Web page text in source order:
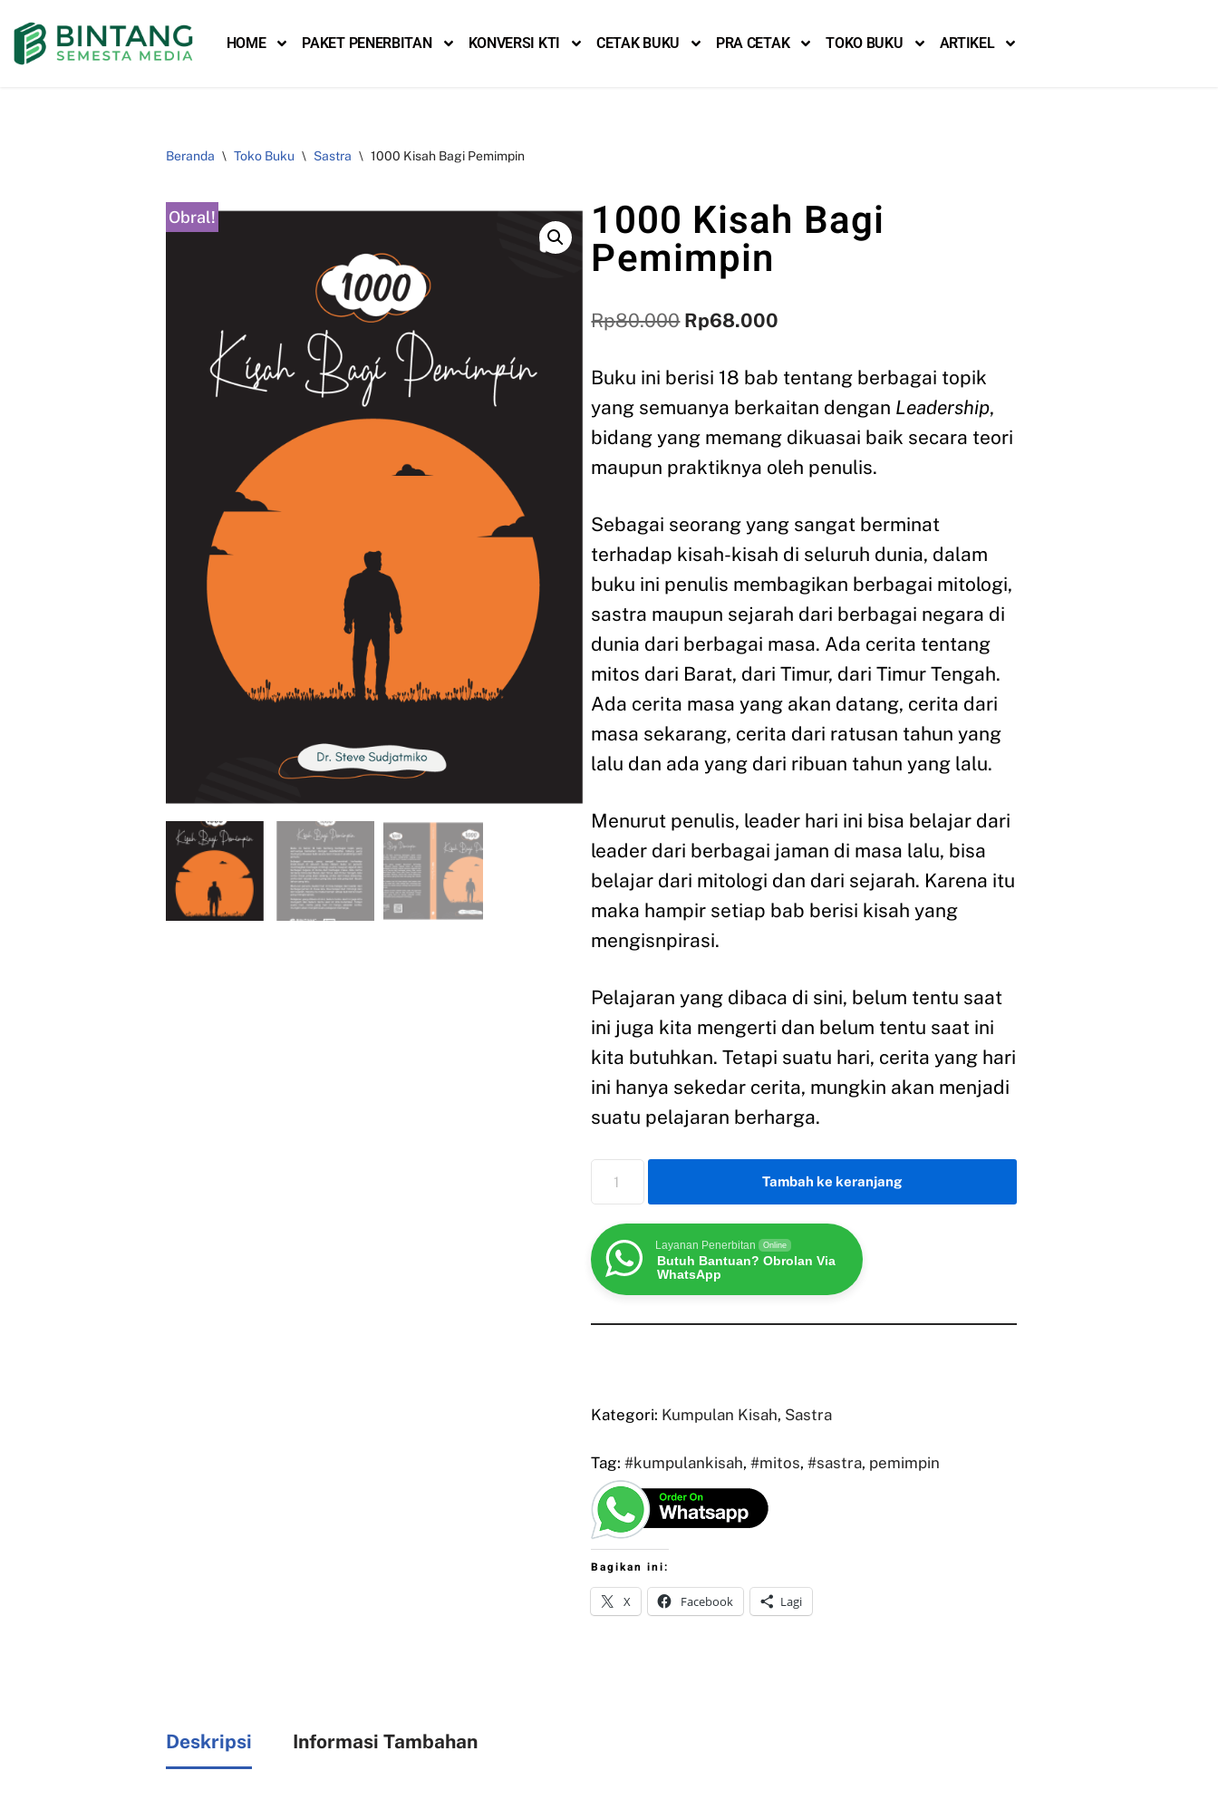
Lompat
HOME PAKET PENERBITAN KONVERSI KTI CETAK BUKU PRA CETAK TOKO BUKU ARTIKEL
Beranda \ Toko Buku \ Sastra \ 1000 Kisah Bagi Pemimpin
Obral! 1000 Kisah Bagi
Pemimpin
Rp80.000 Rp68.000
Buku ini berisi 18 bab tentang berbagai topik
yang semuanya berkaitan dengan Leadership,
bidang yang memang dikuasai baik secara teori
maupun praktiknya oleh penulis.
Sebagai seorang yang sangat berminat
terhadap kisah-kisah di seluruh dunia, dalam
buku ini penulis membagikan berbagai mitologi,
sastra maupun sejarah dari berbagai negara di
dunia dari berbagai masa. Ada cerita tentang
mitos dari Barat, dari Timur, dari Timur Tengah.
Ada cerita masa yang akan datang, cerita dari
masa sekarang, cerita dari ratusan tahun yang
lalu dan ada yang dari ribuan tahun yang lalu.
Menurut penulis, leader hari ini bisa belajar dari
leader dari berbagai jaman di masa lalu, bisa
belajar dari mitologi dan dari sejarah. Karena itu
maka hampir setiap bab berisi kisah yang
mengisnpirasi.
Pelajaran yang dibaca di sini, belum tentu saat
ini juga kita mengerti dan belum tentu saat ini
kita butuhkan. Tetapi suatu hari, cerita yang hari
ini hanya sekedar cerita, mungkin akan menjadi
suatu pelajaran berharga.
Tambah ke keranjang
Layanan Penerbitan Online
Butuh Bantuan? Obrolan Via
WhatsApp
Kategori: Kumpulan Kisah, Sastra
Tag:#kumpulankisah,#mitos,#sastra, pemimpin
Bagikan ini:
X Facebook Lagi
Deskripsi Informasi Tambahan